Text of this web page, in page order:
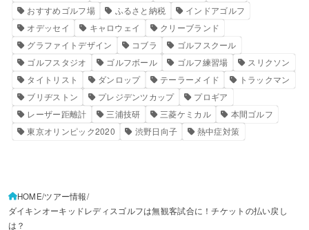
おすすめゴルフ場
ふるさと納税
インドアゴルフ
オデッセイ
キャロウェイ
クリーブランド
グラファイトデザイン
コブラ
ゴルフスクール
ゴルフスタジオ
ゴルフボール ゴルフ練習場
スリクソン
タイトリスト
ダンロップ テーラーメイド
トラックマン
ブリヂストン
プレジデンツカップ
プロギア
レーザー距離計
三浦技研 三菱ケミカル
本間ゴルフ
東京オリンピック2020
渋野日向子 熱中症対策
HOME ツアー情報
ダイキンオーキッドレディスゴルフは無観客試合に！チケットの払い戻し
は？